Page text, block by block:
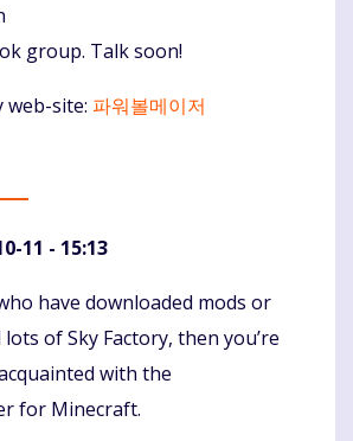
group. Talk soon!
web-site: 파워볼메이저
11 - 15:13
have downloaded mods or
of Sky Factory, then you’re
with the
for Minecraft.